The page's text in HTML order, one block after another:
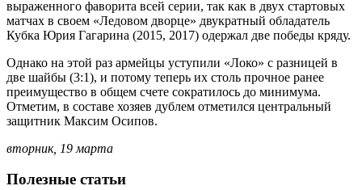
выраженного фаворита всей серии, так как в двух стартовых
матчах в своем «Ледовом дворце» двукратный обладатель
Кубка Юрия Гагарина (2015, 2017) одержал две победы кряду.
Однако на этой раз армейцы уступили «Локо» с разницей в
две шайбы (3:1), и потому теперь их столь прочное ранее
преимущество в общем счете сократилось до минимума.
Отметим, в составе хозяев дублем отметился центральный
защитник Максим Осипов.
вторник, 19 марта
Полезные статьи